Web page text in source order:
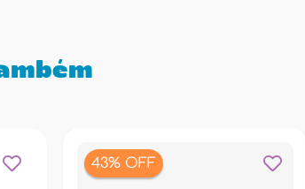
43% OFF